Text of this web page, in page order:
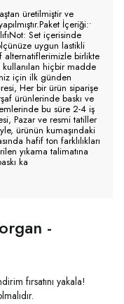
üretilmiştir ve
İçeriği:•
Set içerisinde
uygun lastikli
alternatiflerimizle birlikte
kullanılan hiçbir madde
için ilk günden
Her bir ürün siparişe
ürünlerinde baskı ve
bu süre 2-4 iş
Pazar ve resmi tatiller
ürünün kumaşındaki
hafif ton farklılıkları
yıkama talimatına
ka
-
fırsatını yakala!